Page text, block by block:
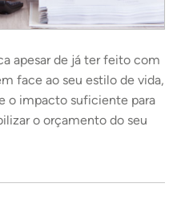
apesar de já ter feito com
face ao seu estilo de vida,
o impacto suficiente para
o orçamento do seu